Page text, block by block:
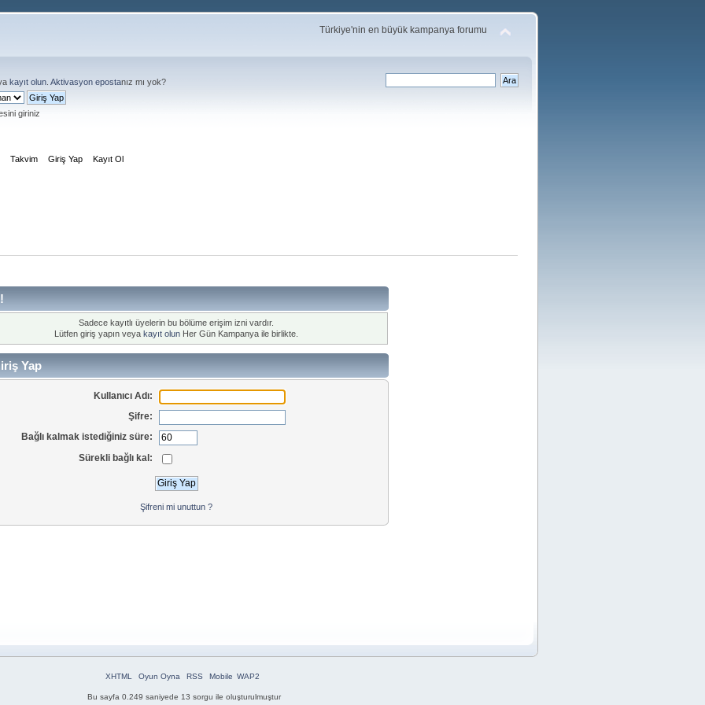
Türkiye'nin en büyük kampanya forumu
kayıt olun Aktivasyon epostanız mı yok?
giriniz
Takvim Giriş Yap Kayıt Ol
Sadece kayıtlı üyelerin bu bölüme erişim izni vardır.
Lütfen giriş yapın veya kayıt olun Her Gün Kampanya ile birlikte.
Yap
Kullanıcı Adı:
Şifre:
Bağlı kalmak istediğiniz süre:
Sürekli bağlı kal:
Şifreni mi unuttun ?
XHTML Oyun Oyna RSS Mobile WAP2
Bu sayfa 0.249 saniyede 13 sorgu ile oluşturulmuştur